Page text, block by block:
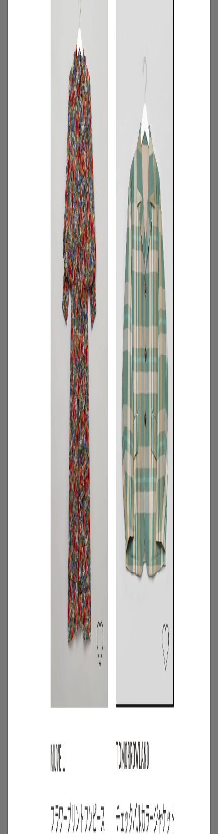
特集 /
【夏に映える別注ワンピース】ディウ
カ・レリル・アローブの特別なドレスが
登場！
2026.07.23
キャンペーン
【夏限定】短く借りて、たくさん楽し
む。短期レンタルキャンペーン開催